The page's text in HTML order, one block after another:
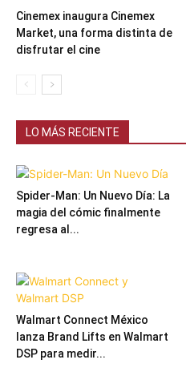
Cinemex inaugura Cinemex
Market, una forma distinta de
disfrutar el cine
LO MÁS RECIENTE
Spider-Man: Un Nuevo Día: La
magia del cómic finalmente
regresa al...
Walmart Connect México
lanza Brand Lifts en Walmart
DSP para medir...